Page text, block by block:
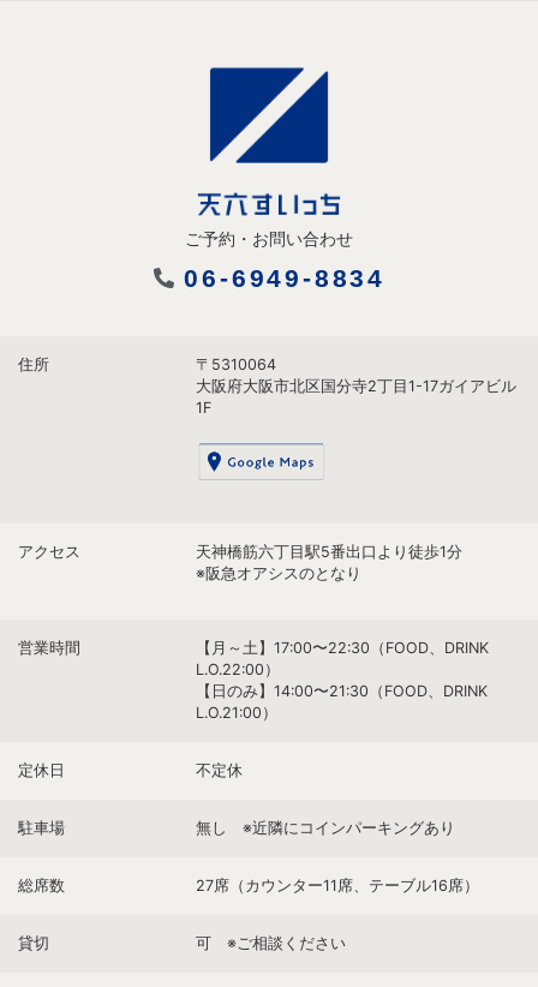
ご予約・お問い合わせ
06-6949-8834
住所
〒5310064
大阪府大阪市北区国分寺2丁目1-17ガイアビル
1F
アクセス
天神橋筋六丁目駅5番出口より徒歩1分
※阪急オアシスのとなり
営業時間
【月～土】17:00〜22:30（FOOD、DRINK
L.O.22:00）
【日のみ】14:00〜21:30（FOOD、DRINK
L.O.21:00）
定休日 不定休
駐車場 無し ※近隣にコインパーキングあり
総席数 27席（カウンター11席、テーブル16席）
貸切 可 ※ご相談ください